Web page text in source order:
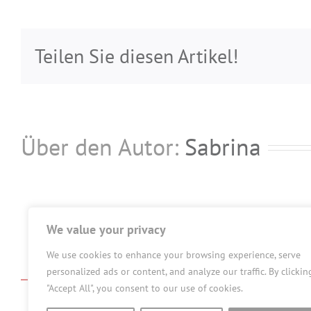
We value your privacy
We use cookies to enhance your browsing experience, serve
personalized ads or content, and analyze our traffic. By
"Accept All", you consent to our use of cookies.
Teilen Sie diesen Artikel!
Über den Autor: Sabrina